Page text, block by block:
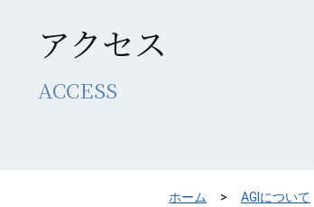
アクセス
ACCESS
ホーム AGIについて